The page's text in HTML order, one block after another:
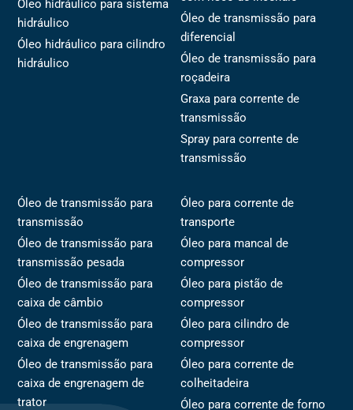
Óleo hidráulico para sistema
hidráulico
Óleo hidráulico para cilindro
hidráulico
Óleo de transmissão para
diferencial
Óleo de transmissão para
roçadeira
Graxa para corrente de
transmissão
Spray para corrente de
transmissão
Óleo de transmissão para
transmissão
Óleo de transmissão para
transmissão pesada
Óleo de transmissão para
caixa de câmbio
Óleo de transmissão para
caixa de engrenagem
Óleo de transmissão para
caixa de engrenagem de
trator
Óleo para corrente de
transporte
Óleo para mancal de
compressor
Óleo para pistão de
compressor
Óleo para cilindro de
compressor
Óleo para corrente de
colheitadeira
Óleo para corrente de forno